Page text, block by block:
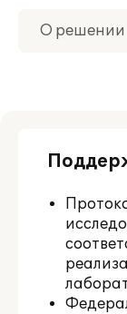
О решении
Партнерам